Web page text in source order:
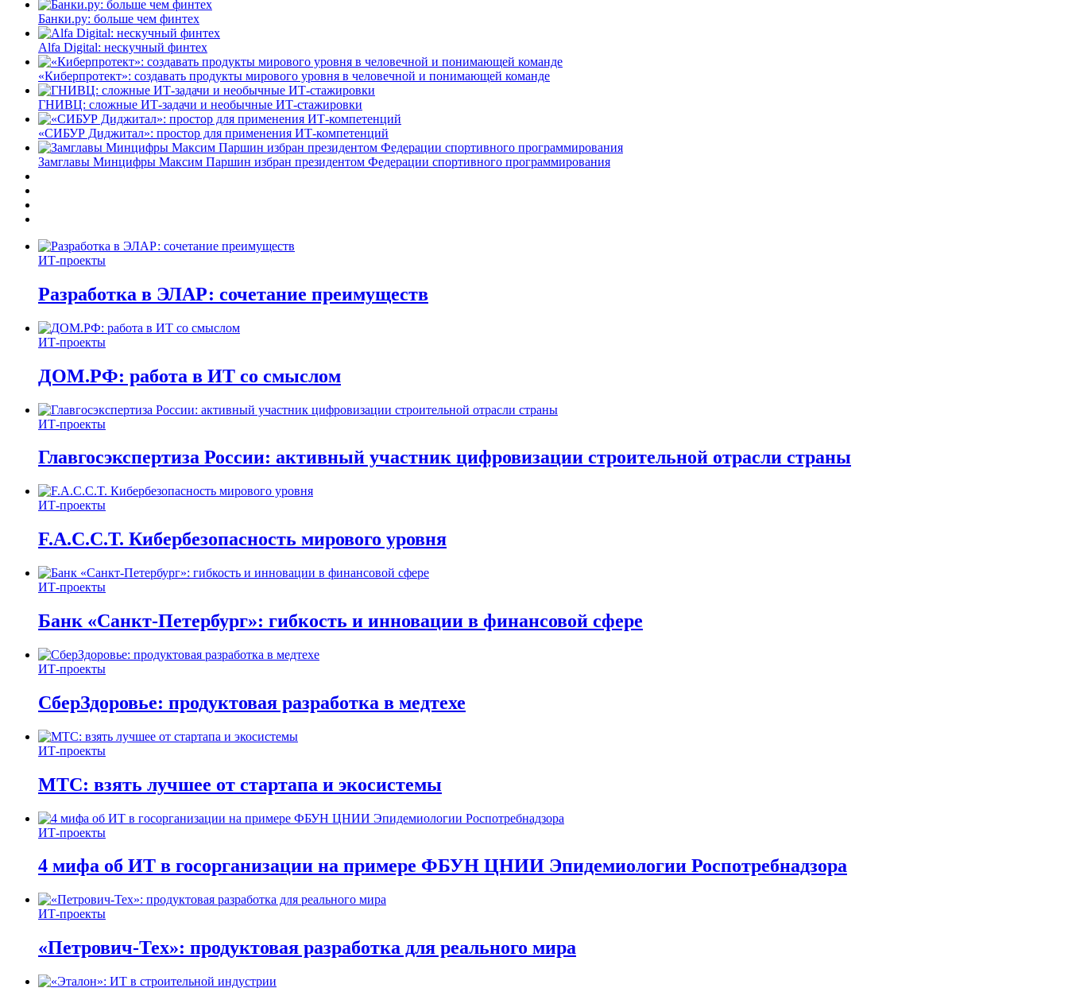
Банки.ру: больше чем финтех
Alfa Digital: нескучный финтех
«Киберпротект»: создавать продукты мирового уровня в человечной и понимающей команде
ГНИВЦ: сложные ИТ‑задачи и необычные ИТ‑стажировки
«СИБУР Диджитал»: простор для применения ИТ-компетенций
Замглавы Минцифры Максим Паршин избран президентом Федерации спортивного программирования
ИТ-проекты
Разработка в ЭЛАР: сочетание преимуществ
ИТ-проекты
ДОМ.РФ: работа в ИТ со смыслом
ИТ-проекты
Главгосэкспертиза России: активный участник цифровизации строительной отрасли страны
ИТ-проекты
F.A.C.C.T. Кибербезопасность мирового уровня
ИТ-проекты
Банк «Санкт-Петербург»: гибкость и инновации в финансовой сфере
ИТ-проекты
СберЗдоровье: продуктовая разработка в медтехе
ИТ-проекты
МТС: взять лучшее от стартапа и экосистемы
ИТ-проекты
4 мифа об ИТ в госорганизации на примере ФБУН ЦНИИ Эпидемиологии Роспотребнадзора
ИТ-проекты
«Петрович-Тех»: продуктовая разработка для реального мира